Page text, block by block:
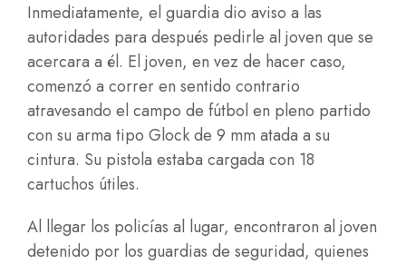
Inmediatamente, el guardia dio aviso a las
autoridades para después pedirle al joven que se
acercara a él. El joven, en vez de hacer caso,
comenzó a correr en sentido contrario
atravesando el campo de fútbol en pleno partido
con su arma tipo Glock de 9 mm atada a su
cintura. Su pistola estaba cargada con 18
cartuchos útiles.
Al llegar los policías al lugar, encontraron al joven
detenido por los guardias de seguridad, quienes